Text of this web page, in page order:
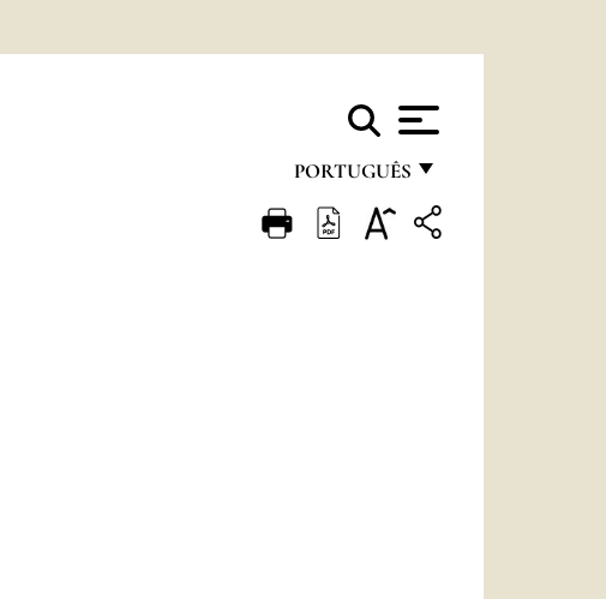
PORTUGUÊS
FRANÇAIS